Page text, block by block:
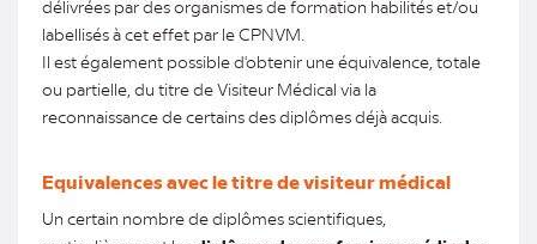
délivrées par des organismes de formation habilités et/ou
labellisés à cet effet par le CPNVM.
Il est également possible d'obtenir une équivalence, totale
ou partielle, du titre de Visiteur Médical via la
reconnaissance de certains des diplômes déjà acquis.
Equivalences avec le titre de visiteur médical
Un certain nombre de diplômes scientifiques,